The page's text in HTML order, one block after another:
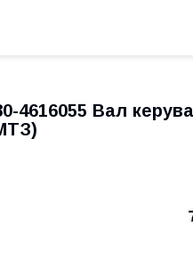
4616055 Вал